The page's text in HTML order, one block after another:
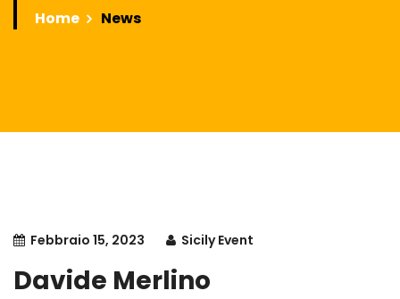
Home News
Febbraio 15, 2023 Sicily Event
Davide Merlino